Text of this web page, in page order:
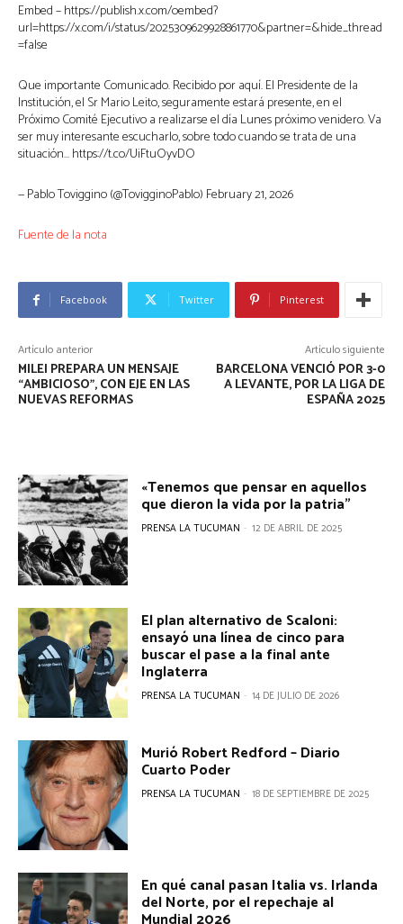
Embed – https://publish.x.com/oembed?
url=https://x.com/i/status/2025309629928861770&partner=&hide_thread
=false
Que importante Comunicado. Recibido por aquí. El Presidente de la
Institución, el Sr Mario Leito, seguramente estará presente, en el
Próximo Comité Ejecutivo a realizarse el día Lunes próximo venidero. Va
ser muy interesante escucharlo, sobre todo cuando se trata de una
situación… https://t.co/UiFtuOyvDO
— Pablo Toviggino (@TovigginoPablo) February 21, 2026
Fuente de la nota
Facebook Twitter Pinterest
Artículo anterior
MILEI PREPARA UN MENSAJE
“AMBICIOSO”, CON EJE EN LAS
NUEVAS REFORMAS
Artículo siguiente
BARCELONA VENCIÓ POR 3-0
A LEVANTE, POR LA LIGA DE
ESPAÑA 2025
«Tenemos que pensar en aquellos
que dieron la vida por la patria”
PRENSA LA TUCUMAN - 12 DE ABRIL DE 2025
El plan alternativo de Scaloni:
ensayó una línea de cinco para
buscar el pase a la final ante
Inglaterra
PRENSA LA TUCUMAN - 14 DE JULIO DE 2026
Murió Robert Redford – Diario
Cuarto Poder
PRENSA LA TUCUMAN - 18 DE SEPTIEMBRE DE 2025
En qué canal pasan Italia vs. Irlanda
del Norte, por el repechaje al